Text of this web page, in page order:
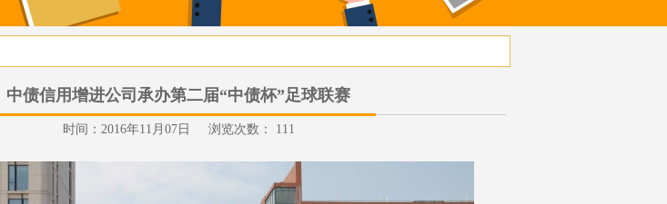
中债信用增进公司承办第二届“中债杯”足球联赛
时间：2016年11月07日 浏览次数： 111